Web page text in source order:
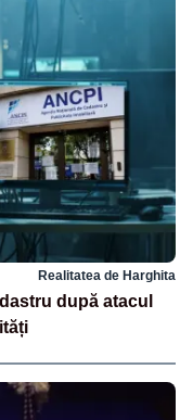
Realitatea de Harghita
după atacul